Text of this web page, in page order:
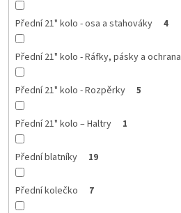
Přední 21" kolo - osa a stahováky 4
Přední 21" kolo - Ráfky, pásky a ochrana
Přední 21" kolo - Rozpěrky 5
Přední 21" kolo – Haltry 1
Přední blatníky 19
Přední kolečko 7